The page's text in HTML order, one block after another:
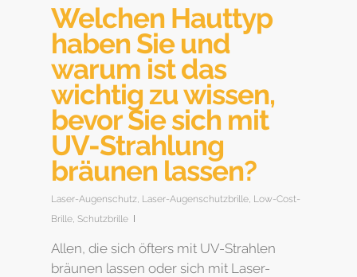
Welchen Hauttyp
haben Sie und
warum ist das
wichtig zu wissen,
bevor Sie sich mit
UV-Strahlung
bräunen lassen?
Laser-Augenschutz, Laser-Augenschutzbrille, Low-Cost-
Brille, Schutzbrille
Allen, die sich öfters mit UV-Strahlen
bräunen lassen oder sich mit Laser-